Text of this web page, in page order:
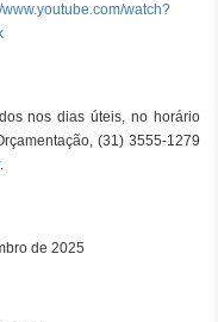
www.youtube.com/watch?
nos dias úteis, no horário
(31) 3555-1279
.
de 2025